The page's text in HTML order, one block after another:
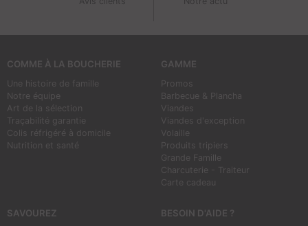
COMME À LA BOUCHERIE
Une histoire de famille
Notre équipe
Art de la sélection
Traçabilité garantie
Colis réfrigéré à domicile
Nutrition et santé
GAMME
Promos
Barbecue & Plancha
Viandes
Viandes d'exception
Volaille
Produits tripiers
Grande Famille
Charcuterie - Traiteur
Carte cadeau
SAVOUREZ BESOIN D'AIDE ?